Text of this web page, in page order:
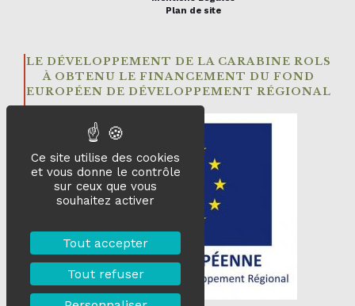
Plan de site
LE DÉVELOPPEMENT DE LA CARABINE ROLS
À OBTENU LE FINANCEMENT DU FOND
EUROPÉEN DE DÉVELOPPEMENT RÉGIONAL
Ce site utilise des cookies
et vous donne le contrôle
sur ceux que vous
souhaitez activer
Tout accepter
Tout refuser